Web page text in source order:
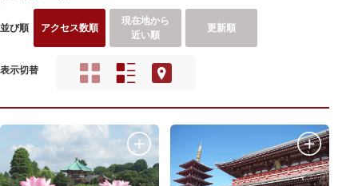
並び順 アクセス数順
現在地から
近い順
更新順
表示切替